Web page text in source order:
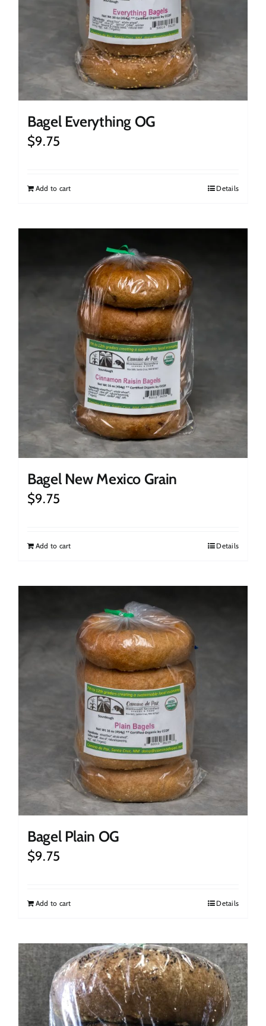
Bagel Everything OG
$9.75
Add to cart Details
Bagel New Mexico Grain
$9.75
Add to cart Details
Bagel Plain OG
$9.75
Add to cart Details